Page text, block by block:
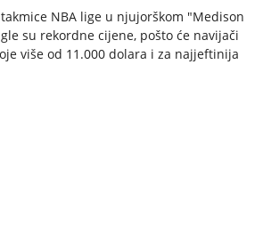
NBA lige u njujorškom "Medison
su rekordne cijene, pošto će navijači
više od 11.000 dolara i za najjeftinija